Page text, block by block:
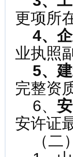
更项所
4、
业执照
5、建
完整资
6、
安许证
（二